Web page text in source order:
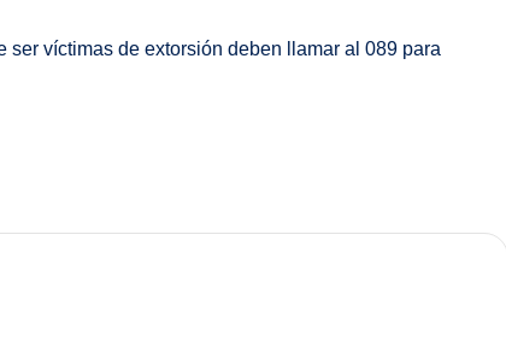
víctimas de extorsión deben llamar al 089 para